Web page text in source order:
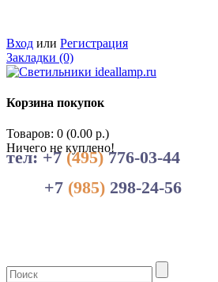
Вход или Регистрация
Закладки (0)
Корзина покупок
Товаров: 0 (0.00 р.)
Ничего не куплено!
тел: +7(495)776-03-44
+7 (985) 298-24-56